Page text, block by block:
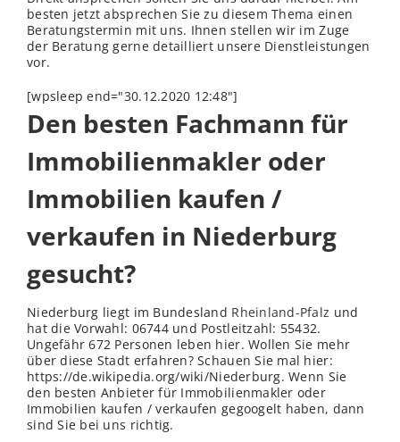
besten jetzt absprechen Sie zu diesem Thema einen
Beratungstermin mit uns. Ihnen stellen wir im Zuge
der Beratung gerne detailliert unsere Dienstleistungen
vor.
[wpsleep end="30.12.2020 12:48"]
Den besten Fachmann für
Immobilienmakler oder
Immobilien kaufen /
verkaufen in Niederburg
gesucht?
Niederburg liegt im Bundesland Rheinland-Pfalz und
hat die Vorwahl: 06744 und Postleitzahl: 55432.
Ungefähr 672 Personen leben hier. Wollen Sie mehr
über diese Stadt erfahren? Schauen Sie mal hier:
https://de.wikipedia.org/wiki/Niederburg. Wenn Sie
den besten Anbieter für Immobilienmakler oder
Immobilien kaufen / verkaufen gegoogelt haben, dann
sind Sie bei uns richtig.